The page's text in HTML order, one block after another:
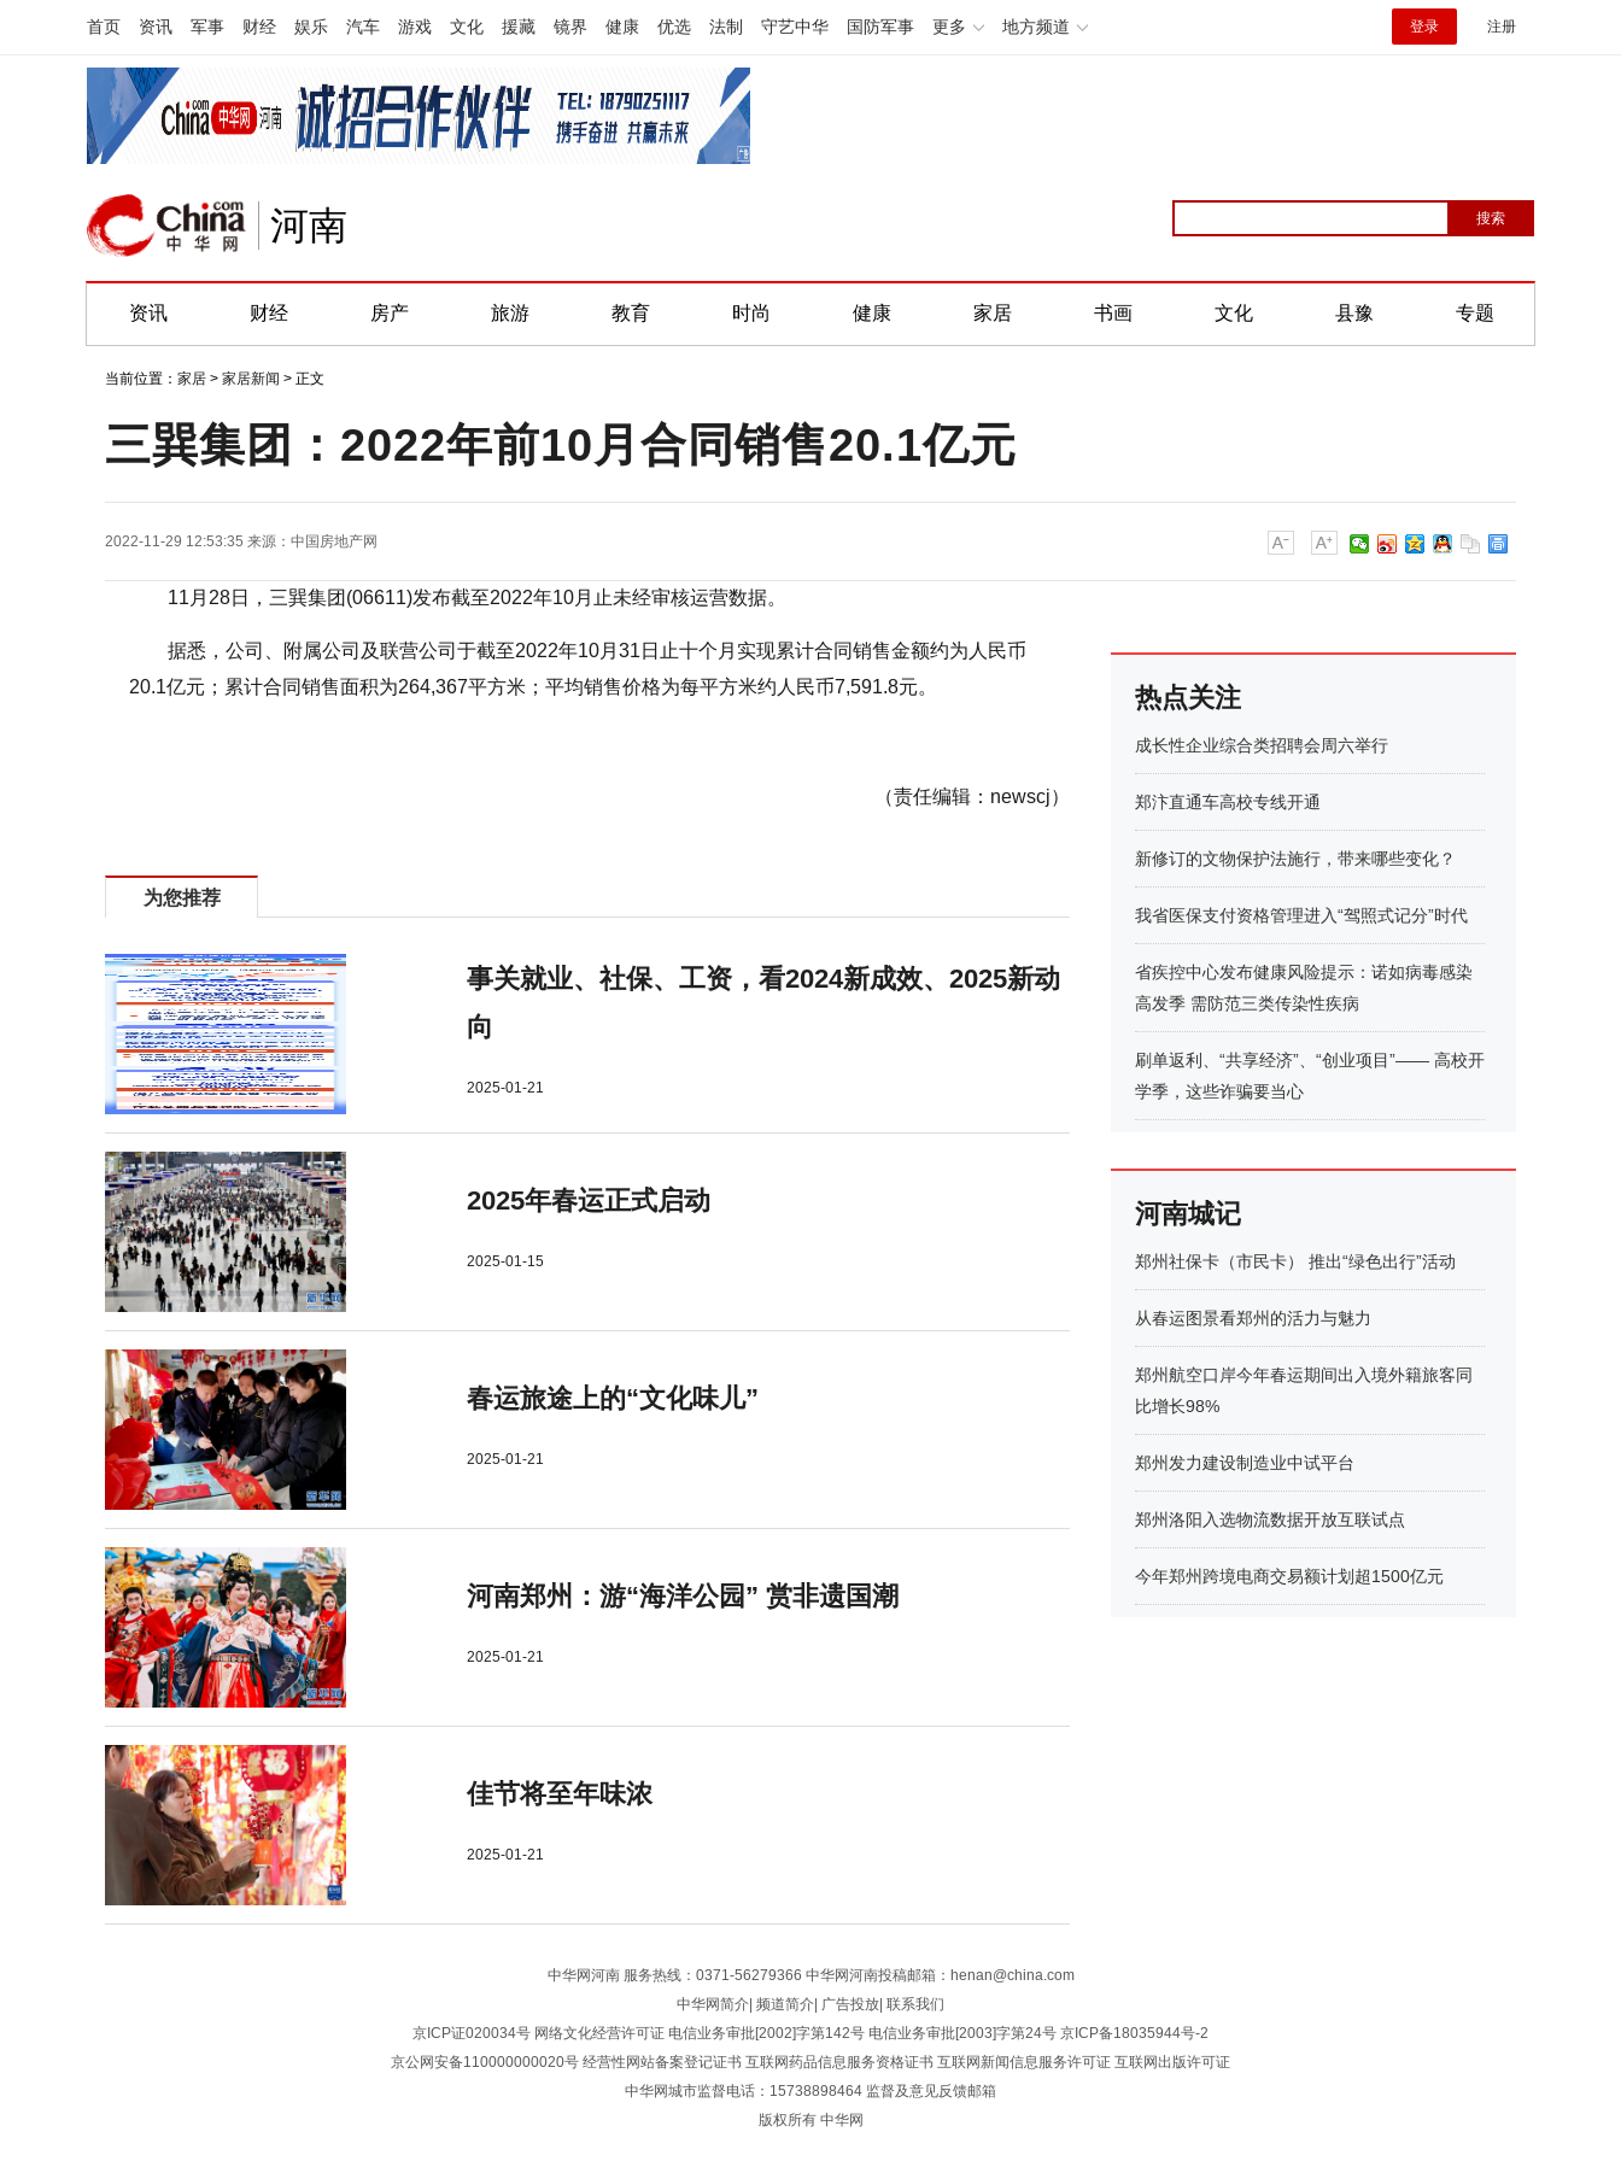
首页 资讯 军事 财经 娱乐 汽车 游戏 文化 援藏 镜界 健康 优选 法制 守艺中华 国防军事 更多 地方频道 登录 注册
河南
资讯 财经 房产 旅游 教育 时尚 健康 家居 书画 文化 县豫 专题
当前位置： 家居 > 家居新闻 > 正文
三巽集团：2022年前10月合同销售20.1亿元
2022-11-29 12:53:35 来源： 中国房地产网
11月28日，三巽集团(06611)发布截至2022年10月止未经审核运营数据。
据悉，公司、附属公司及联营公司于截至2022年10月31日止十个月实现累计合同销售金额约为人民币
20.1亿元；累计合同销售面积为264,367平方米；平均销售价格为每平方米约人民币7,591.8元。
（责任编辑：newscj）
为您推荐
事关就业、社保、工资，看2024新成效、2025新动
向
2025-01-21
2025年春运正式启动
2025-01-15
春运旅途上的“文化味儿”
2025-01-21
河南郑州：游“海洋公园” 赏非遗国潮
2025-01-21
佳节将至年味浓
2025-01-21
热点关注
成长性企业综合类招聘会周六举行
郑汴直通车高校专线开通
新修订的文物保护法施行，带来哪些变化？
我省医保支付资格管理进入“驾照式记分”时代
省疾控中心发布健康风险提示：诺如病毒感染
高发季 需防范三类传染性疾病
刷单返利、“共享经济”、“创业项目”—— 高校开
学季，这些诈骗要当心
河南城记
郑州社保卡（市民卡） 推出“绿色出行”活动
从春运图景看郑州的活力与魅力
郑州航空口岸今年春运期间出入境外籍旅客同
比增长98%
郑州发力建设制造业中试平台
郑州洛阳入选物流数据开放互联试点
今年郑州跨境电商交易额计划超1500亿元
中华网河南服务热线：0371-56279366 中华网河南投稿邮箱：henan@china.com
中华网简介 频道简介 广告投放 联系我们
京ICP证020034号 网络文化经营许可证 电信业务审批[2002]字第142号 电信业务审批[2003]字第24号 京ICP备18035944号-2
京公网安备110000000020号 经营性网站备案登记证书 互联网药品信息服务资格证书 互联网新闻信息服务许可证 互联网出版许可证
中华网城市监督电话：15738898464 监督及意见反馈邮箱
版权所有 中华网